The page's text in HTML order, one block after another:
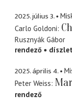
2025. július 3.
Carlo Goldoni
Rusznyák Gábor
rendező
2025. április 4.
Peter Weiss
rendező